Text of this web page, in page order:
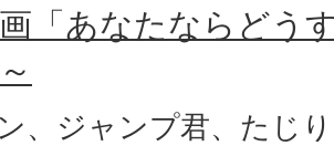
「あなたならどう
、ジャンプ君、たじ